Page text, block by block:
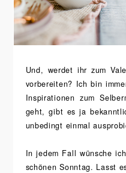
Und, werdet ihr zum
vorbereiten? Ich bin
Inspirationen zum
geht, gibt es ja
unbedingt einmal
In jedem Fall wünsche
schönen Sonntag. Lasst